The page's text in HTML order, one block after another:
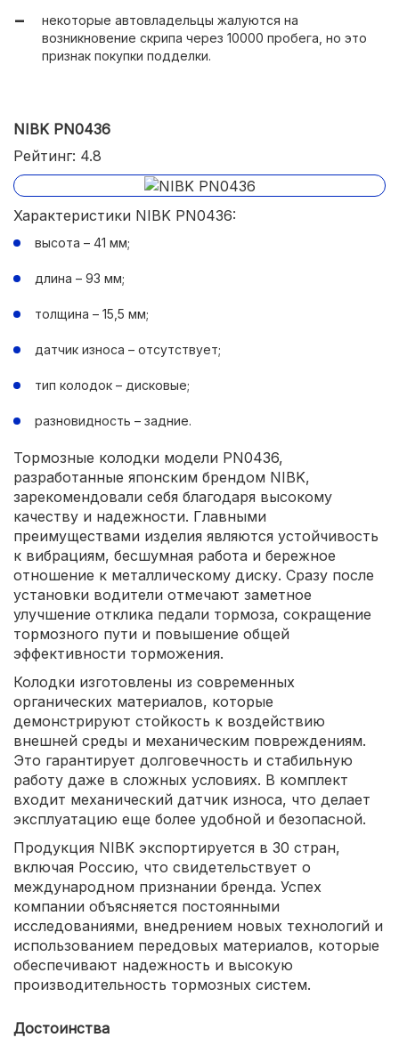
некоторые автовладельцы жалуются на
возникновение скрипа через 10000 пробега, но это
признак покупки подделки.
NIBK PN0436
Рейтинг: 4.8
Характеристики NIBK PN0436:
высота – 41 мм;
длина – 93 мм;
толщина – 15,5 мм;
датчик износа – отсутствует;
тип колодок – дисковые;
разновидность – задние.
Тормозные колодки модели PN0436,
разработанные японским брендом NIBK,
зарекомендовали себя благодаря высокому
качеству и надежности. Главными
преимуществами изделия являются устойчивость
к вибрациям, бесшумная работа и бережное
отношение к металлическому диску. Сразу после
установки водители отмечают заметное
улучшение отклика педали тормоза, сокращение
тормозного пути и повышение общей
эффективности торможения.
Колодки изготовлены из современных
органических материалов, которые
демонстрируют стойкость к воздействию
внешней среды и механическим повреждениям.
Это гарантирует долговечность и стабильную
работу даже в сложных условиях. В комплект
входит механический датчик износа, что делает
эксплуатацию еще более удобной и безопасной.
Продукция NIBK экспортируется в 30 стран,
включая Россию, что свидетельствует о
международном признании бренда. Успех
компании объясняется постоянными
исследованиями, внедрением новых технологий и
использованием передовых материалов, которые
обеспечивают надежность и высокую
производительность тормозных систем.
Достоинства